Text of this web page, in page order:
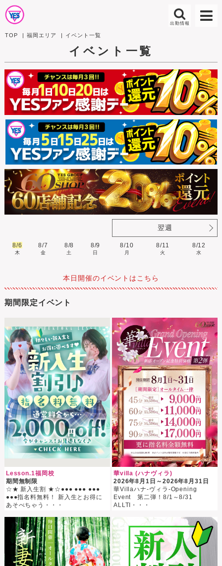
TOP 福岡エリア イベント一覧
イベント一覧
翌週
8/6
木
8/7
金
8/8
土
8/9
日
8/10
月
8/11
火
8/12
水
本日開催のイベントはこちら
期間限定イベント
Lesson.1福岡校
期間無制限
☆★ 新入生割 ★☆●●● ●●● ●●●
●●●指名料無料！ 新入生とお得に
あそべちゃう・・・
華villa (ハナヴィラ)
2026年8月1日～2026年8月31日
華Villaハナ-ヴィラ-Opening
Event 第二弾！8/1～8/31
ALLTI・・・